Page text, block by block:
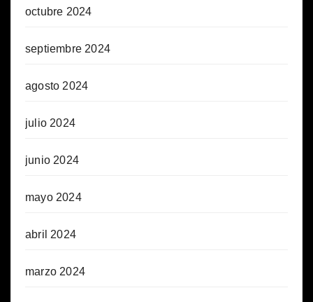
octubre 2024
septiembre 2024
agosto 2024
julio 2024
junio 2024
mayo 2024
abril 2024
marzo 2024